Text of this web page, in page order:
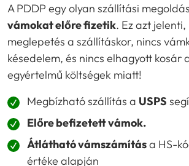
A PDDP egy olyan szállítási
vámokat előre fizetik. Ez azt
meglepetés a szállításkor, nincs
késedelem, és nincs elhagyott kosár
egyértelmű költségek miatt!
Megbízható szállítás a USPS
Előre befizetett vámok.
Átlátható vámszámítása HS-
értéke alapján